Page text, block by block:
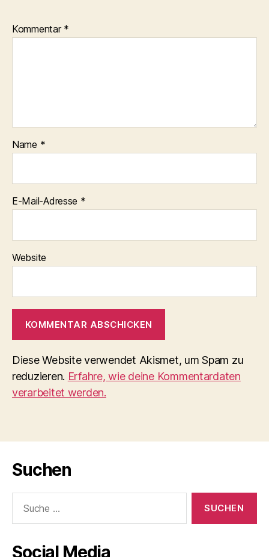
Kommentar *
Name *
E-Mail-Adresse *
Website
Diese Website verwendet Akismet, um Spam zu
reduzieren. Erfahre, wie deine Kommentardaten
verarbeitet werden.
Suchen
nach:
Social Media